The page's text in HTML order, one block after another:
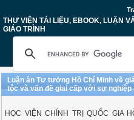
THƯ VIỆN TÀI LIỆU, EBOOK, LUẬN
GIÁO TRÌNH
Luận án Tư tưởng Hồ Chí Minh về
tộc và vấn đề giai cấp với sự
HỌC VIỆN CHÍNH TRỊ QUỐC GIA